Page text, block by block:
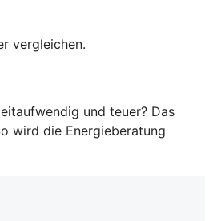
vergleichen.
und teuer? Das
wird die Energieberatung